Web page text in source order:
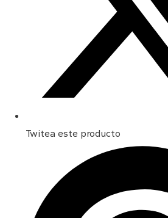
Twitea este producto